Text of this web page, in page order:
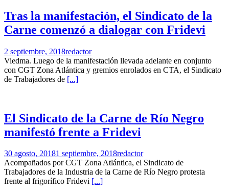
Tras la manifestación, el Sindicato de la
Carne comenzó a dialogar con Fridevi
2 septiembre, 2018redactor
Viedma. Luego de la manifestación llevada adelante en conjunto
con CGT Zona Atlántica y gremios enrolados en CTA, el Sindicato
de Trabajadores de [...]
El Sindicato de la Carne de Río Negro
manifestó frente a Fridevi
30 agosto, 20181 septiembre, 2018redactor
Acompañados por CGT Zona Atlántica, el Sindicato de
Trabajadores de la Industria de la Carne de Río Negro protesta
frente al frigorífico Fridevi [...]